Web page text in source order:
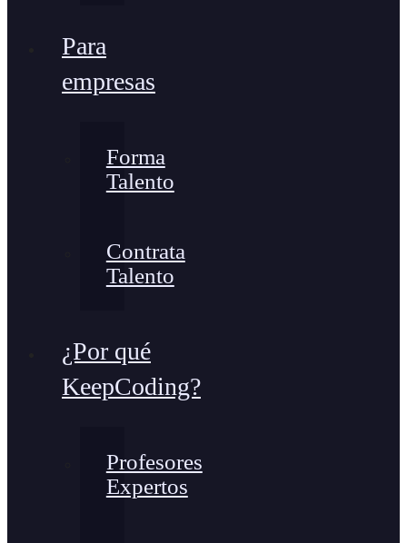
Para
empresas
Forma
Talento
Contrata
Talento
¿Por qué
KeepCoding?
Profesores
Expertos